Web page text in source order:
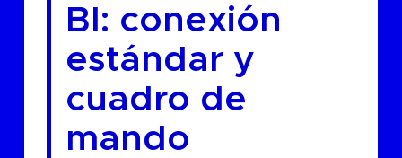
BI: conexión
estándar y
cuadro de
mando